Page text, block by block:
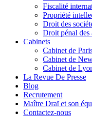
Fiscalité
Propriété
Droit des
Droit pénal des
Cabinets
Cabinet de
Cabinet de
Cabinet de
La Revue De Presse
Blog
Recrutement
Maître Draï et son
Contactez-nous